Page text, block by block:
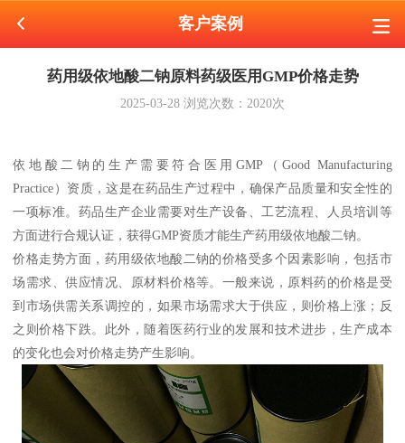
客户案例
药用级依地酸二钠原料药级医用GMP价格走势
2025-03-28 浏览次数： 2020次
依地酸二钠的生产需要符合医用GMP（Good Manufacturing
Practice）资质，这是在药品生产过程中，确保产品质量和安全性的
一项标准。药品生产企业需要对生产设备、工艺流程、人员培训等
方面进行合规认证，获得GMP资质才能生产药用级依地酸二钠。
价格走势方面，药用级依地酸二钠的价格受多个因素影响，包括市
场需求、供应情况、原材料价格等。一般来说，原料药的价格是受
到市场供需关系调控的，如果市场需求大于供应，则价格上涨；反
之则价格下跌。此外，随着医药行业的发展和技术进步，生产成本
的变化也会对价格走势产生影响。